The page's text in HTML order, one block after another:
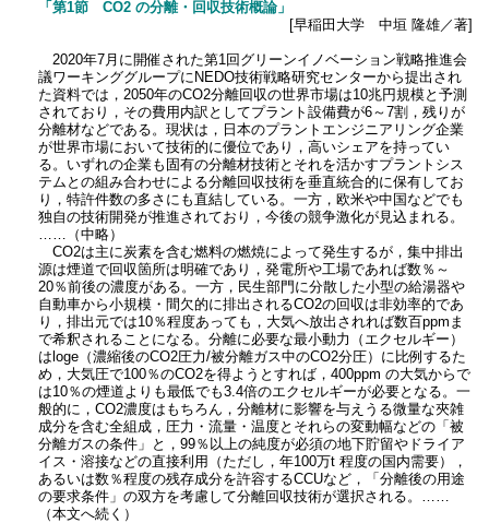
「第1節 CO2 の分離・回収技術概論」
[早稲田大学 中垣 隆雄／著]
2020年7月に開催された第1回グリーンイノベーション戦略推進会
議ワーキンググループにNEDO技術戦略研究センターから提出され
た資料では，2050年のCO2分離回収の世界市場は10兆円規模と予測
されており，その費用内訳としてプラント設備費が6～7割，残りが
分離材などである。現状は，日本のプラントエンジニアリング企業
が世界市場において技術的に優位であり，高いシェアを持ってい
る。いずれの企業も固有の分離材技術とそれを活かすプラントシス
テムとの組み合わせによる分離回収技術を垂直統合的に保有してお
り，特許件数の多さにも直結している。一方，欧米や中国などでも
独自の技術開発が推進されており，今後の競争激化が見込まれる。
……（中略）
CO2は主に炭素を含む燃料の燃焼によって発生するが，集中排出
源は煙道で回収箇所は明確であり，発電所や工場であれば数％～
20％前後の濃度がある。一方，民生部門に分散した小型の給湯器や
自動車から小規模・間欠的に排出されるCO2の回収は非効率的であ
り，排出元では10％程度あっても，大気へ放出されれば数百ppmま
で希釈されることになる。分離に必要な最小動力（エクセルギー）
はloge（濃縮後のCO2圧力/被分離ガス中のCO2分圧）に比例するた
め，大気圧で100％のCO2を得ようとすれば，400ppm の大気からで
は10％の煙道よりも最低でも3.4倍のエクセルギーが必要となる。一
般的に，CO2濃度はもちろん，分離材に影響を与えうる微量な夾雑
成分を含む全組成，圧力・流量・温度とそれらの変動幅などの「被
分離ガスの条件」と，99％以上の純度が必須の地下貯留やドライア
イス・溶接などの直接利用（ただし，年100万t 程度の国内需要），
あるいは数％程度の残存成分を許容するCCUなど，「分離後の用途
の要求条件」の双方を考慮して分離回収技術が選択される。……
（本文へ続く）